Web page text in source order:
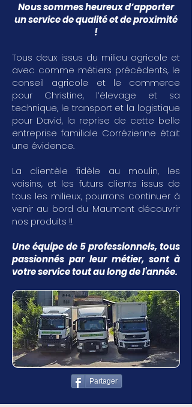
Nous sommes heureux d’apporter
un service de qualité et de proximité
!
Tous deux issus du milieu agricole et
avec comme métiers précédents, le
conseil agricole et le commerce
pour Christine, l’élevage et sa
technique, le transport et la logistique
pour David, la reprise de cette belle
entreprise familiale Corrézienne était
une évidence.
La clientèle fidèle au moulin, les
voisins, et les futurs clients issus de
tous les milieux, pourrons continuer à
venir au bord du Maumont découvrir
nos produits !!
Une équipe de 5 professionnels, tous
passionnés par leur métier, sont à
votre service tout au long de l'année.
Partager